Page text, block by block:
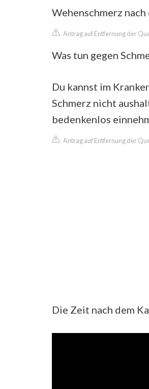
Wehenschmerz
Antrag auf Entfernung der
Was tun gegen
Du kannst im
Schmerz nicht
bedenkenlos
Antrag auf Entfernung der
Die Zeit nach dem